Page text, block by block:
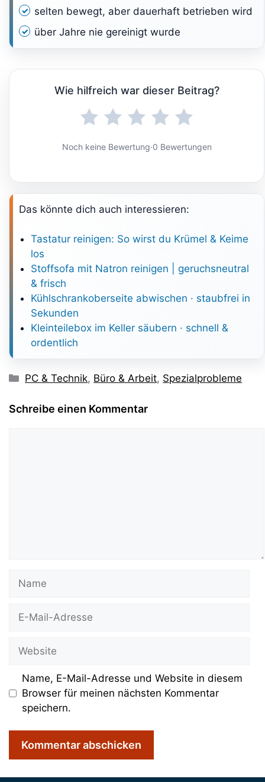
selten bewegt, aber dauerhaft betrieben wird
über Jahre nie gereinigt wurde
Wie hilfreich war dieser Beitrag?
Noch keine Bewertung·0 Bewertungen
Das könnte dich auch interessieren:
Tastatur reinigen: So wirst du Krümel & Keime
los
Stoffsofa mit Natron reinigen | geruchsneutral
& frisch
Kühlschrankoberseite abwischen · staubfrei in
Sekunden
Kleinteilebox im Keller säubern · schnell &
ordentlich
Kategorien
PC & Technik, Büro & Arbeit, Spezialprobleme
Schreibe einen Kommentar
Mail-
Name, E-Mail-Adresse und Website in diesem
Browser für meinen nächsten Kommentar
speichern.